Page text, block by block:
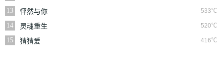
13
533℃
怦然与你
14
520℃
灵魂重生
15
416℃
猜猜爱